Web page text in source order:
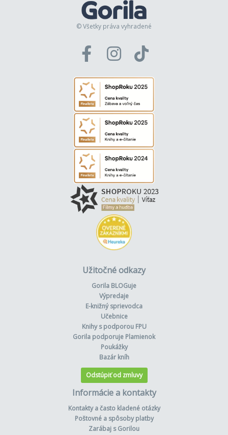
© Všetky práva vyhradené
Užitočné odkazy
Gorila BLOGuje
Výpredaje
E-knižný sprievodca
Učebnice
Knihy s podporou FPU
Gorila podporuje Plamienok
Poukážky
Bazár kníh
Odstúpiť od zmluvy
Informácie a kontakty
Kontakty a často kladené otázky
Poštovné a spôsoby platby
Zarábaj s Gorilou